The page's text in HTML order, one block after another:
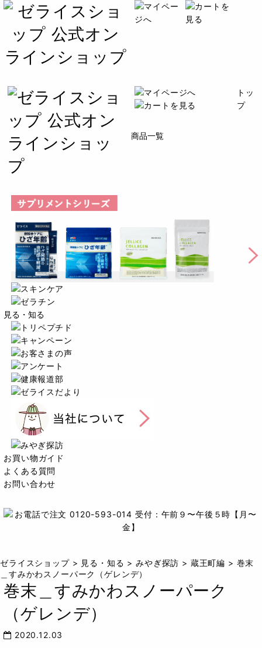
トッ
プ
商品一覧
見る・知る
お買い物ガイド
よくある質問
お問い合わせ
ゼライスショップ> 見る・知る > みやぎ探訪 > 蔵王町編 > 巻末
＿すみかわスノーパーク（ゲレンデ）
巻末＿すみかわスノーパーク
（ゲレンデ）
2020.12.03